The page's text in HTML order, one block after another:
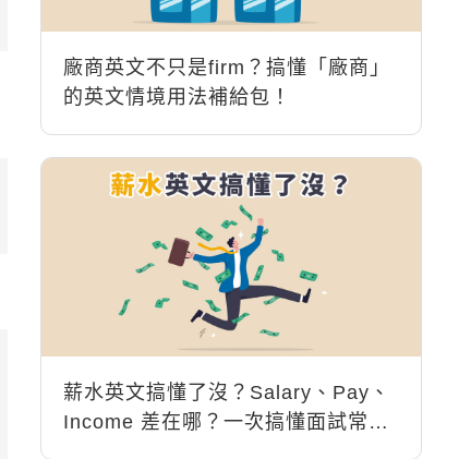
廠商英文不只是firm？搞懂「廠商」
的英文情境用法補給包！
薪水英文搞懂了沒？Salary、Pay、
Income 差在哪？一次搞懂面試常用